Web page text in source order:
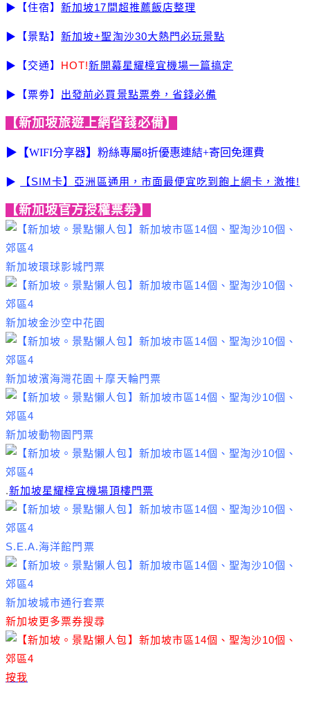
▶【住宿】新加坡17間超推薦飯店整理
▶【景點】新加坡+聖淘沙30大熱門必玩景點
▶【交通】 HOT!新開幕星耀樟宜機場一篇搞定
▶【票劵】 出發前必買景點票劵，省錢必備
【新加坡旅遊上網省錢必備】
▶【WIFI分享器】粉絲專屬8折優惠連結+寄回免運費
▶ 【SIM卡】 亞洲區通用，市面最便宜吃到飽上網卡 ，激推!
【新加坡官方授權票劵】
新加坡環球影城門票
新加坡金沙空中花園
新加坡濱海灣花園＋摩天輪門票
新加坡動物園門票
.新加坡星耀樟宜機場頂樓門票
S.E.A.海洋館門票
新加坡城市通行套票
新加坡更多票券搜尋
按我